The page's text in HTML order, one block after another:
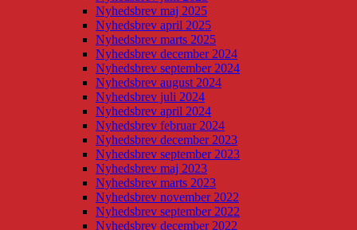
Nyhedsbrev maj 2025
Nyhedsbrev april 2025
Nyhedsbrev marts 2025
Nyhedsbrev december 2024
Nyhedsbrev september 2024
Nyhedsbrev august 2024
Nyhedsbrev juli 2024
Nyhedsbrev april 2024
Nyhedsbrev februar 2024
Nyhedsbrev december 2023
Nyhedsbrev september 2023
Nyhedsbrev maj 2023
Nyhedsbrev marts 2023
Nyhedsbrev november 2022
Nyhedsbrev september 2022
Nyhedsbrev december 2022